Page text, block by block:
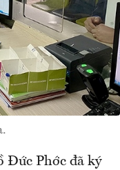
Đức Phớc đã ký